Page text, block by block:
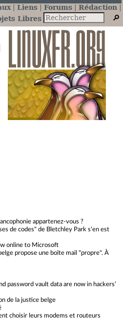
Liens Forums
Rédaction
Libres
appartenez-vous ?
de codes" de Bletchley Park s'en est
online to Microsoft
propose une boîte mail "propre". À
password vault data are now in hackers’
de la justice belge
choisir leurs modems et routeurs